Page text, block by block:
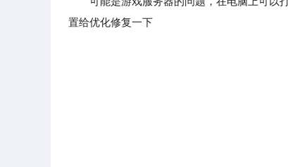
置给优化修复一下